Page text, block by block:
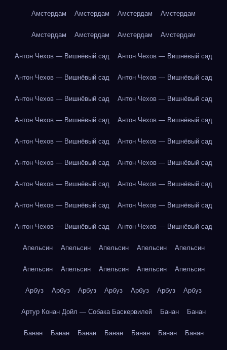
Амстердам Амстердам Амстердам Амстердам
Амстердам Амстердам Амстердам Амстердам
Антон Чехов — Вишнёвый сад Антон Чехов — Вишнёвый сад
Антон Чехов — Вишнёвый сад Антон Чехов — Вишнёвый сад
Антон Чехов — Вишнёвый сад Антон Чехов — Вишнёвый сад
Антон Чехов — Вишнёвый сад Антон Чехов — Вишнёвый сад
Антон Чехов — Вишнёвый сад Антон Чехов — Вишнёвый сад
Антон Чехов — Вишнёвый сад Антон Чехов — Вишнёвый сад
Антон Чехов — Вишнёвый сад Антон Чехов — Вишнёвый сад
Антон Чехов — Вишнёвый сад Антон Чехов — Вишнёвый сад
Антон Чехов — Вишнёвый сад Антон Чехов — Вишнёвый сад
Апельсин Апельсин Апельсин Апельсин Апельсин
Апельсин Апельсин Апельсин Апельсин Апельсин
Арбуз Арбуз Арбуз Арбуз Арбуз Арбуз Арбуз
Артур Конан Дойл — Собака Баскервилей Банан Банан
Банан Банан Банан Банан Банан Банан Банан